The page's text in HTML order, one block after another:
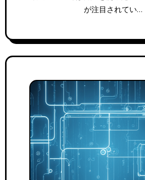
が注目されてい…